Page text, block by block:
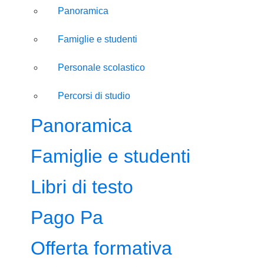
Panoramica
Famiglie e studenti
Personale scolastico
Percorsi di studio
Panoramica
Famiglie e studenti
Libri di testo
Pago Pa
Offerta formativa